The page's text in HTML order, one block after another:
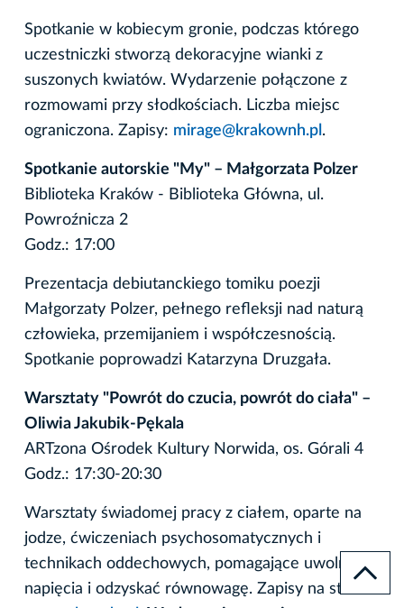
Spotkanie w kobiecym gronie, podczas którego
uczestniczki stworzą dekoracyjne wianki z
suszonych kwiatów. Wydarzenie połączone z
rozmowami przy słodkościach. Liczba miejsc
ograniczona. Zapisy: mirage@krakownh.pl .
Spotkanie autorskie "My" – Małgorzata Polzer
Biblioteka Kraków - Biblioteka Główna, ul.
Powroźnicza 2
Godz.: 17:00
Prezentacja debiutanckiego tomiku poezji
Małgorzaty Polzer, pełnego refleksji nad naturą
człowieka, przemijaniem i współczesnością.
Spotkanie poprowadzi Katarzyna Druzgała.
Warsztaty "Powrót do czucia, powrót do ciała" –
Oliwia Jakubik-Pękala
ARTzona Ośrodek Kultury Norwida, os. Górali 4
Godz.: 17:30-20:30
Warsztaty świadomej pracy z ciałem, oparte na
jodze, ćwiczeniach psychosomatycznych i
technikach oddechowych, pomagające uwolnić
napięcia i odzyskać równowagę. Zapisy na stronie